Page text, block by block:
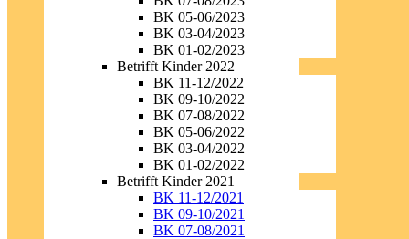
BK 05-06/2023
BK 03-04/2023
BK 01-02/2023
Betrifft Kinder 2022
BK 11-12/2022
BK 09-10/2022
BK 07-08/2022
BK 05-06/2022
BK 03-04/2022
BK 01-02/2022
Betrifft Kinder 2021
BK 11-12/2021
BK 09-10/2021
BK 07-08/2021